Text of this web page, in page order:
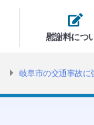
慰謝料につ
岐阜市の交通事故に